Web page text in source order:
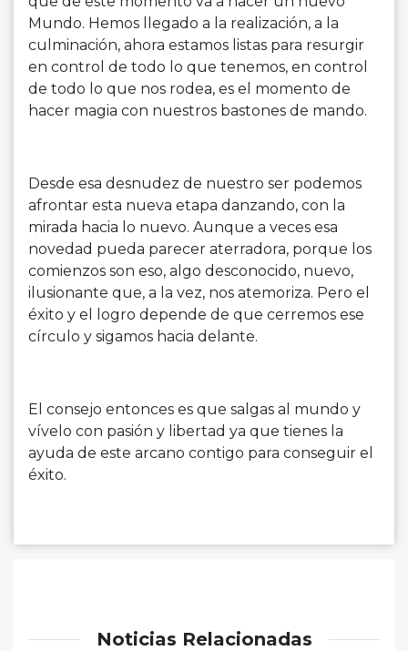
Mundo. Hemos llegado a la realización, a la
culminación, ahora estamos listas para resurgir
en control de todo lo que tenemos, en control
de todo lo que nos rodea, es el momento de
hacer magia con nuestros bastones de mando.
Desde esa desnudez de nuestro ser podemos
afrontar esta nueva etapa danzando, con la
mirada hacia lo nuevo. Aunque a veces esa
novedad pueda parecer aterradora, porque los
comienzos son eso, algo desconocido, nuevo,
ilusionante que, a la vez, nos atemoriza. Pero el
éxito y el logro depende de que cerremos ese
círculo y sigamos hacia delante.
El consejo entonces es que salgas al mundo y
vívelo con pasión y libertad ya que tienes la
ayuda de este arcano contigo para conseguir el
éxito.
Noticias Relacionadas